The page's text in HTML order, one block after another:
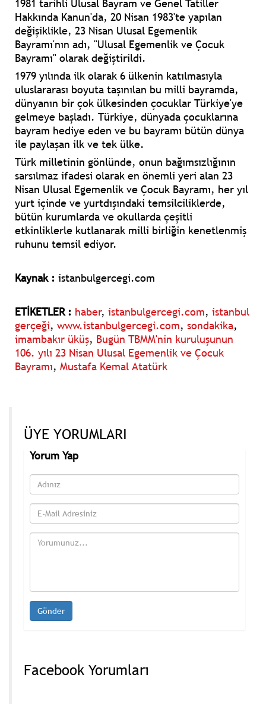
1981 tarihli Ulusal Bayram ve Genel Tatiller
Hakkında Kanun'da, 20 Nisan 1983'te yapılan
değişiklikle, 23 Nisan Ulusal Egemenlik
Bayramı'nın adı, "Ulusal Egemenlik ve Çocuk
Bayramı" olarak değiştirildi.
1979 yılında ilk olarak 6 ülkenin katılmasıyla
uluslararası boyuta taşınılan bu milli bayramda,
dünyanın bir çok ülkesinden çocuklar Türkiye'ye
gelmeye başladı. Türkiye, dünyada çocuklarına
bayram hediye eden ve bu bayramı bütün dünya
ile paylaşan ilk ve tek ülke.
Türk milletinin gönlünde, onun bağımsızlığının
sarsılmaz ifadesi olarak en önemli yeri alan 23
Nisan Ulusal Egemenlik ve Çocuk Bayramı, her yıl
yurt içinde ve yurtdışındaki temsilciliklerde,
bütün kurumlarda ve okullarda çeşitli
etkinliklerle kutlanarak milli birliğin kenetlenmiş
ruhunu temsil ediyor.
Kaynak : istanbulgercegi.com
ETİKETLER : haber, istanbulgercegi.com, istanbul
gerçeği, www.istanbulgercegi.com, sondakika,
imambakır üküş, Bugün TBMM'nin kuruluşunun
106. yılı 23 Nisan Ulusal Egemenlik ve Çocuk
Bayramı, Mustafa Kemal Atatürk
ÜYE YORUMLARI
Yorum Yap
Facebook Yorumları